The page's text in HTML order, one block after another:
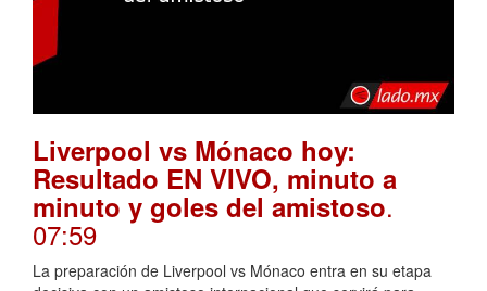
Liverpool vs Mónaco hoy:
Resultado EN VIVO, minuto a
minuto y goles del amistoso.
07:59
La preparación de Liverpool vs Mónaco entra en su etapa